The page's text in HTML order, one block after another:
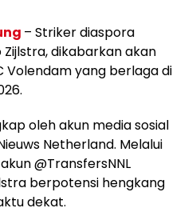
– Striker diaspora
Zijlstra, dikabarkan akan
Volendam yang berlaga di
oleh akun media sosial
Netherland. Melalui
@TransfersNNL
berpotensi hengkang
dekat.